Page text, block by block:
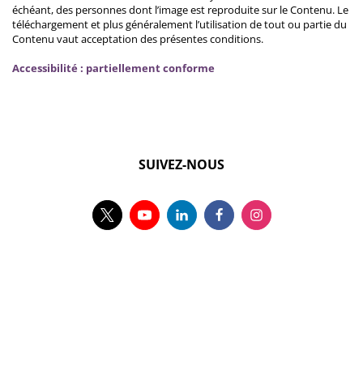
échéant, des personnes dont l’image est reproduite sur le Contenu. Le
téléchargement et plus généralement l’utilisation de tout ou partie du
Contenu vaut acceptation des présentes conditions.
Accessibilité : partiellement conforme
SUIVEZ-NOUS